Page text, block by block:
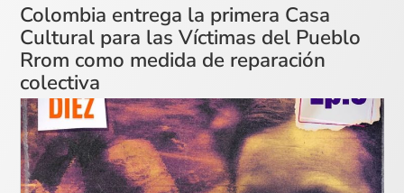
Colombia entrega la primera Casa
Cultural para las Víctimas del Pueblo
Rrom como medida de reparación
colectiva